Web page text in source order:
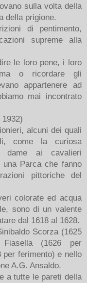
sulla volta della
della prigione.
di pentimento,
supreme alla
le loro pene, i loro
o ricordare gli
appartenere ad
mai incontrato
alcuni dei quali
come la curiosa
dame ai cavalieri
Parca che fanno
pittoriche del
colorate ed acqua
sono di un valente
dal 1618 al 1628.
Scorza (1625
(1626 per
per ferimento) e nello
A.G. Ansaldo.
a tutte le pareti della